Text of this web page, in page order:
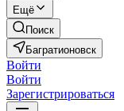
Ещё
Поиск
Багратионовск
Войти
Войти
Зарегистрироваться